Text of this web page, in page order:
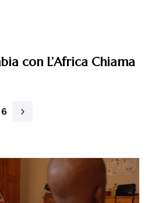
con L’Africa Chiama